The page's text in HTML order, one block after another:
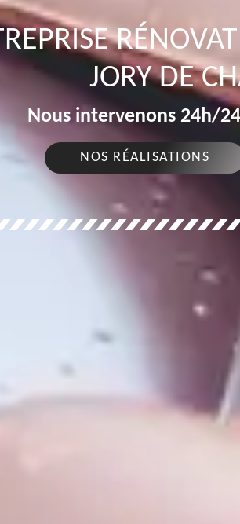
JORY DE
Nous intervenons 24h/
NOS RÉALISATIONS